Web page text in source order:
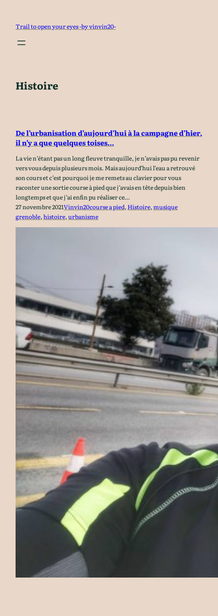
contenu
Trail to open your eyes -by vinvin20-
Histoire
De l’urbanisation d’aujourd’hui à la campagne d’hier,
il n’y a que quelques toises…
La vie n’étant pas un long fleuve tranquille, je n’avais pas pu revenir
vers vous depuis plusieurs mois. Mais aujourd’hui l’eau a retrouvé
son cours et c’est pourquoi je me remets au clavier pour vous
raconter une sortie course à pied que j’avais en tête depuis bien
longtemps et que j’ai enfin pu réaliser ce…
27 novembre 2021Vinvin20course a pied, Histoire, musique
grenoble, histoire, urbanisme